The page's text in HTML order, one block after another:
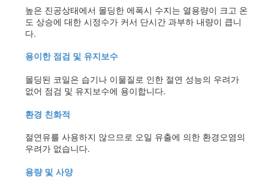
높은 진공상태에서 몰딩한 에폭시 수지는 열용량이 크고 온
도 상승에 대한 시정수가 커서 단시간 과부하 내량이 큽니
다.
용이한 점검 및 유지보수
몰딩된 코일은 습기나 이물질로 인한 절연 성능의 우려가
없어 점검 및 유지보수에 용이합니다.
환경 친화적
절연유를 사용하지 않으므로 오일 유출에 의한 환경오염의
우려가 없습니다.
용량 및 사양